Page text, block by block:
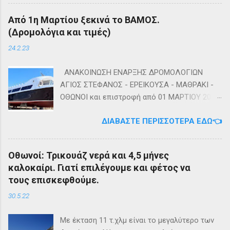
Από 1η Μαρτίου ξεκινά το ΒΑΜΟΣ.
(Δρομολόγια και τιμές)
24.2.23
ΑΝΑΚΟΙΝΩΣΗ ΕΝΑΡΞΗΣ ΔΡΟΜΟΛΟΓΙΩΝ
ΑΓΙΟΣ ΣΤΕΦΑΝΟΣ - ΕΡΕΙΚΟΥΣΑ - ΜΑΘΡΑΚΙ -
ΟΘΩΝΟΙ και επιστροφή από 01 ΜΑΡΤΙΟΥ 2023
της εταιρίας μας, ΕΓ-ΔΡ ΒΑΜΟΣ, αναμένεται
και επιστροφή με 3 δρομολόγια την εβδομάδα
από 01/03/2023 Πηγή: chania-lines.com
ΔΙΑΒΆΣΤΕ ΠΕΡΙΣΣΌΤΕΡΑ ΕΔΏ👈
Οθωνοί: Τρικουάζ νερά και 4,5 μήνες
καλοκαίρι. Γιατί επιλέγουμε και φέτος να
τους επισκεφθούμε.
30.5.22
Με έκταση 11 τ.χλμ είναι το μεγαλύτερο των